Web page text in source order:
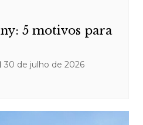
5 motivos para
30 de julho de 2026